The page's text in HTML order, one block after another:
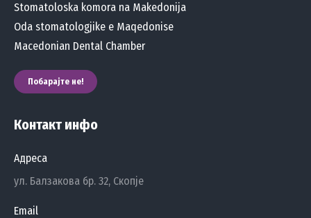
Stomatoloska komora na Makedonija
Oda stomatologjike e Maqedonise
Macedonian Dental Chamber
Побарајте не!
Контакт инфо
Адреса
ул. Балзакова бр. 32, Скопје
Email